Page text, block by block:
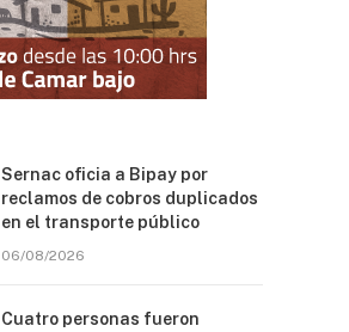
Sernac oficia a Bipay por
reclamos de cobros duplicados
en el transporte público
06/08/2026
Cuatro personas fueron